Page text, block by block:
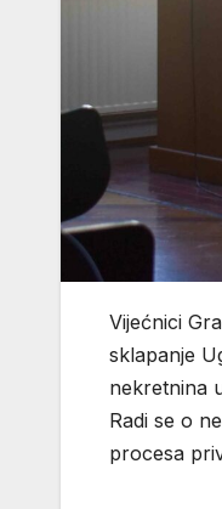
Vijećnici
sklapanje
nekretnina
Radi se o
procesa